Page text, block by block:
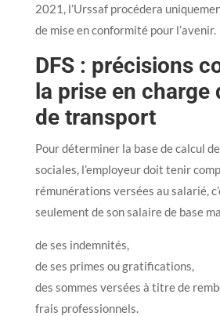
2021, l’Urssaf procédera
de mise en conformité pour l’avenir.
DFS : précisions
la prise en charge
de transport
Pour déterminer la base de calcul
sociales, l’employeur doit tenir
rémunérations versées au salarié,
seulement de son salaire de base
de ses indemnités,
de ses primes ou gratifications,
des sommes versées à titre de
frais professionnels.